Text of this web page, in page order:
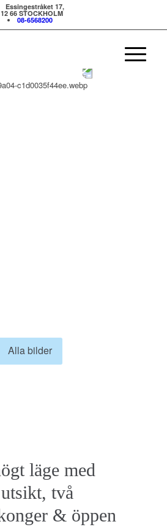
Essingestråket 17,
66 STOCKHOLM
08-6568200
Alla bilder
läge med
två
& öppen